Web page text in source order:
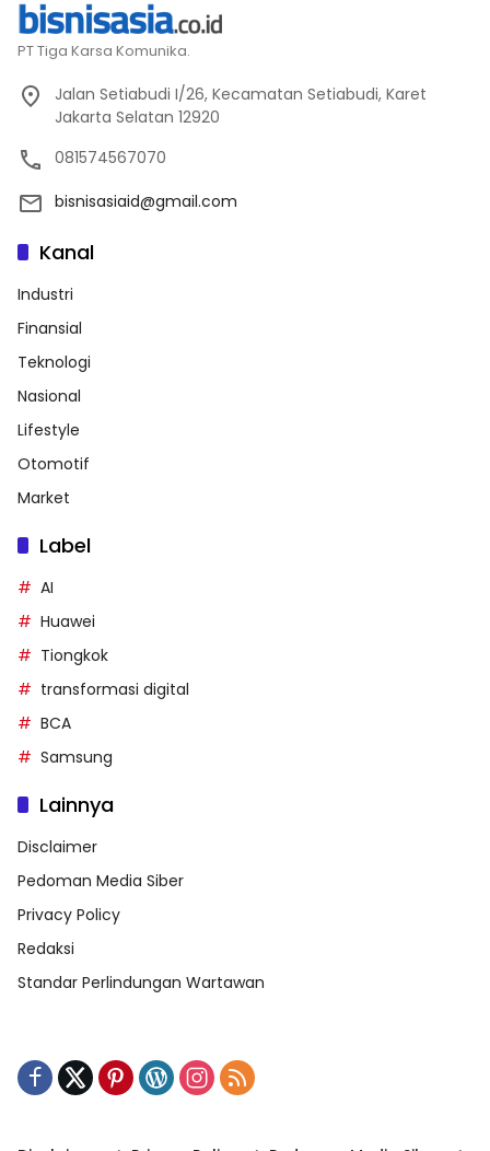
PT Tiga Karsa Komunika.
Jalan Setiabudi I/26, Kecamatan Setiabudi, Karet
Jakarta Selatan 12920
081574567070
bisnisasiaid@gmail.com
Kanal
Industri
Finansial
Teknologi
Nasional
Lifestyle
Otomotif
Market
Label
AI
Huawei
Tiongkok
transformasi digital
BCA
Samsung
Lainnya
Disclaimer
Pedoman Media Siber
Privacy Policy
Redaksi
Standar Perlindungan Wartawan